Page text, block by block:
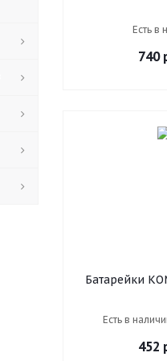
(LR14, 14А),
Есть в
740
Батарейки
Есть в
452